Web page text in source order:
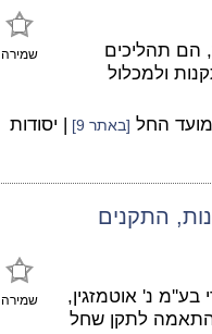
שמירה
הם תהליכים
ולמכלול
החל [באתר 9] | יסודות
התקנים
שמירה
של בית המשפט העליון בע''א 6092/00 כדורי בע''מ נ' אוטמזגין,
התאמה לתקן שחל